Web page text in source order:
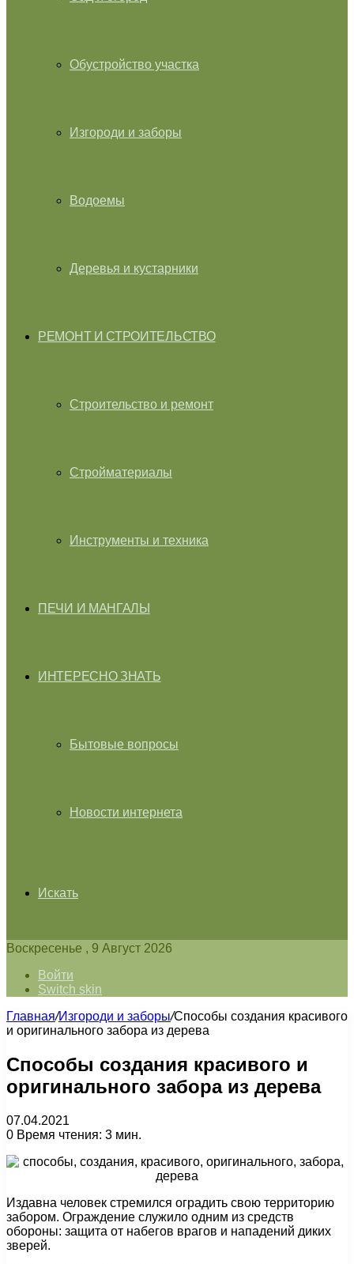
Обустройство участка
Изгороди и заборы
Водоемы
Деревья и кустарники
РЕМОНТ И СТРОИТЕЛЬСТВО
Строительство и ремонт
Стройматериалы
Инструменты и техника
ПЕЧИ И МАНГАЛЫ
ИНТЕРЕСНО ЗНАТЬ
Бытовые вопросы
Новости интернета
Искать
Воскресенье , 9 Август 2026
Войти
Switch skin
Главная/Изгороди и заборы/Способы создания красивого
и оригинального забора из дерева
Способы создания красивого и
оригинального забора из дерева
07.04.2021
0 Время чтения: 3 мин.
Издавна человек стремился оградить свою территорию
забором. Ограждение служило одним из средств
обороны: защита от набегов врагов и нападений диких
зверей.